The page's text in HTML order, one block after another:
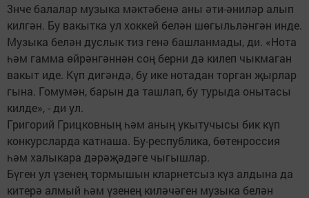
3нче балалар музыка мәктәбенә аны әти-әниләр алып
килгән. Бу вакытка ул хоккей белән шөгыльләнгән инде.
Музыка белән дуслык тиз генә башланмады, ди. «Нота
һәм гамма өйрәнгәннән соң берни дә килеп чыкмаган
вакыт иде. Күп дигәндә, бу ике нотадан торган җырлар
гына. Гомумән, барын да ташлап, бу турыда онытасы
килде», - ди ул.
Григорий Грицковның һәм аның укытучысы бик күп
конкурсларда катнаша. Бу-республика, бөтенроссия
һәм халыкара дәрәҗәдәге чыгышлар.
Бүген ул үзенең тормышын кларнетсыз күз алдына да
китерә алмый һәм үзенең киләчәген музыка белән